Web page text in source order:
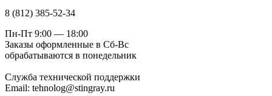
8 (812) 385-52-34
Пн-Пт 9:00 — 18:00
Заказы оформленные в Сб-Вс
обрабатываются в понедельник
Служба технической поддержки
Email: tehnolog@stingray.ru